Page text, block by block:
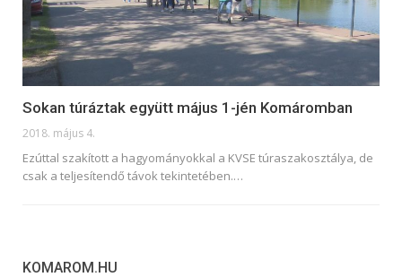
Sokan túráztak együtt május 1-jén Komáromban
2018. május 4.
Ezúttal szakított a hagyományokkal a KVSE túraszakosztálya, de
csak a teljesítendő távok tekintetében.…
KOMAROM.HU